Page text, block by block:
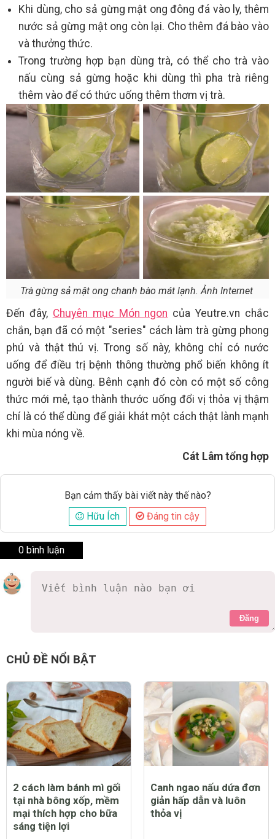
Khi dùng, cho sả gừng mật ong đông đá vào ly, thêm
nước sả gừng mật ong còn lại. Cho thêm đá bào vào
và thưởng thức.
Trong trường hợp bạn dùng trà, có thể cho trà vào
nấu cùng sả gừng hoặc khi dùng thì pha trà riêng
thêm vào để có thức uống thêm thơm vị trà.
Trà gừng sả mật ong chanh bào mát lạnh. Ảnh Internet
Đến đây, Chuyên mục Món ngon của Yeutre.vn chắc
chắn, bạn đã có một "series" cách làm trà gừng phong
phú và thật thú vị. Trong số này, không chỉ có nước
uống để điều trị bệnh thông thường phổ biến không ít
người biế và dùng. Bênh cạnh đó còn có một số công
thức mới mẻ, tạo thành thước uống đổi vị thỏa vị thậm
chí là có thể dùng để giải khát một cách thật lành mạnh
khi mùa nóng về.
Cát Lâm tổng hợp
Bạn cảm thấy bài viết này thế nào?
Hữu Ích
Đáng tin cậy
0 bình luận
Đăng
CHỦ ĐỀ NỔI BẬT
2 cách làm bánh mì gối
tại nhà bông xốp, mềm
mại thích hợp cho bữa
sáng tiện lợi
Canh ngao nấu dứa đơn
giản hấp dẫn và luôn
thỏa vị